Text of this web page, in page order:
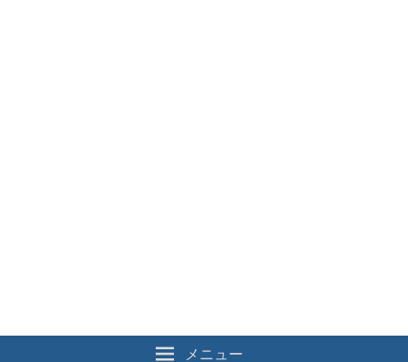
メニュー